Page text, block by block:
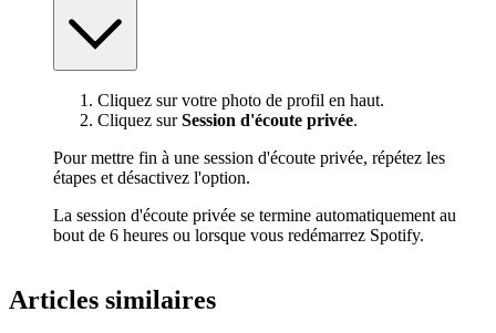
Cliquez sur votre photo de profil en haut.
Cliquez surSession d'écoute privée.
Pour mettre fin à une session d'écoute privée, répétez les
étapes et désactivez l'option.
La session d'écoute privée se termine automatiquement au
bout de 6 heures ou lorsque vous redémarrez Spotify.
Articles similaires